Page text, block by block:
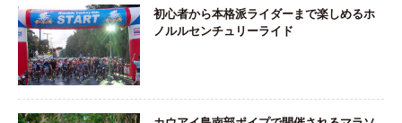
初心者から本格派ライダーまで楽しめるホ
ノルルセンチュリーライド